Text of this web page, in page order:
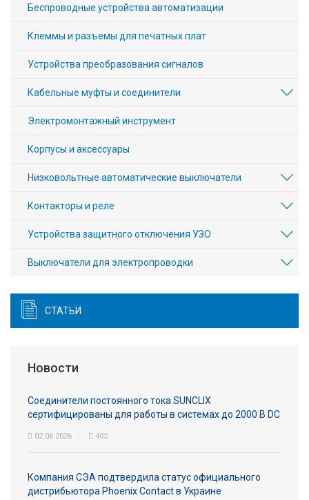
Беспроводные устройства автоматизации
Клеммы и разъемы для печатных плат
Устройства преобразования сигналов
Кабельные муфты и соединители
Электромонтажный инструмент
Корпусы и аксессуары
Низковольтные автоматические выключатели
Контакторы и реле
Устройства защитного отключения УЗО
Выключатели для электропроводки
СТАТЬИ
Новости
Соединители постоянного тока SUNCLIX
сертифицированы для работы в системах до 2000 В DC
02.06.2026 402
Компания СЭА подтвердила статус официального
дистрибьютора Phoenix Contact в Украине